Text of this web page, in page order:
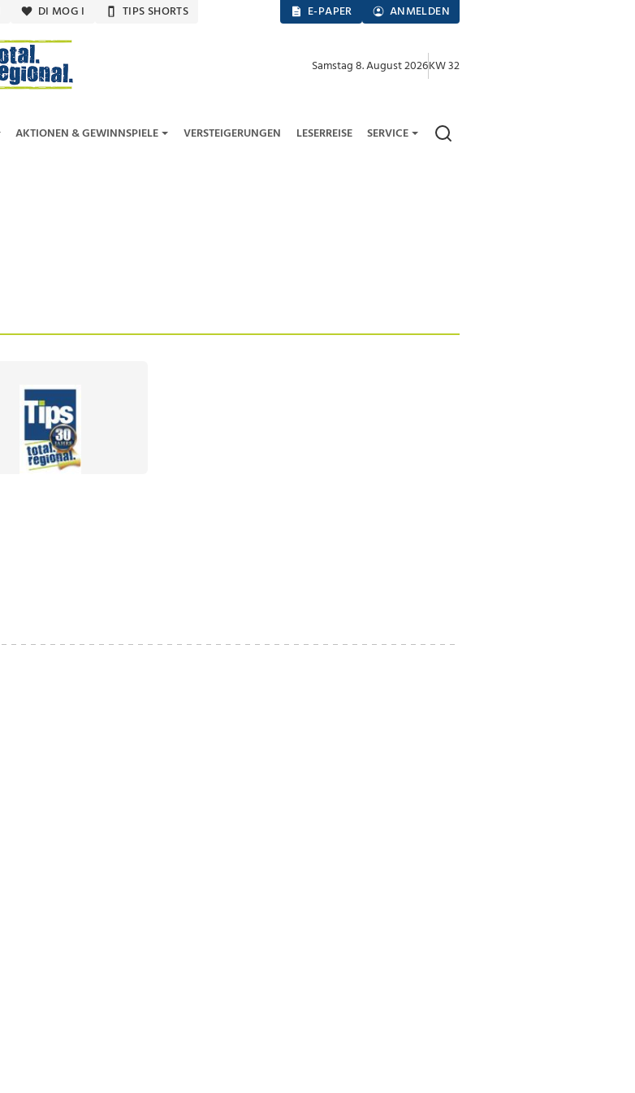
DI MOG I TIPS SHORTS E-PAPER ANMELDEN
Samstag 8. August 2026KW 32
AKTIONEN & GEWINNSPIELE VERSTEIGERUNGEN LESERREISE SERVICE